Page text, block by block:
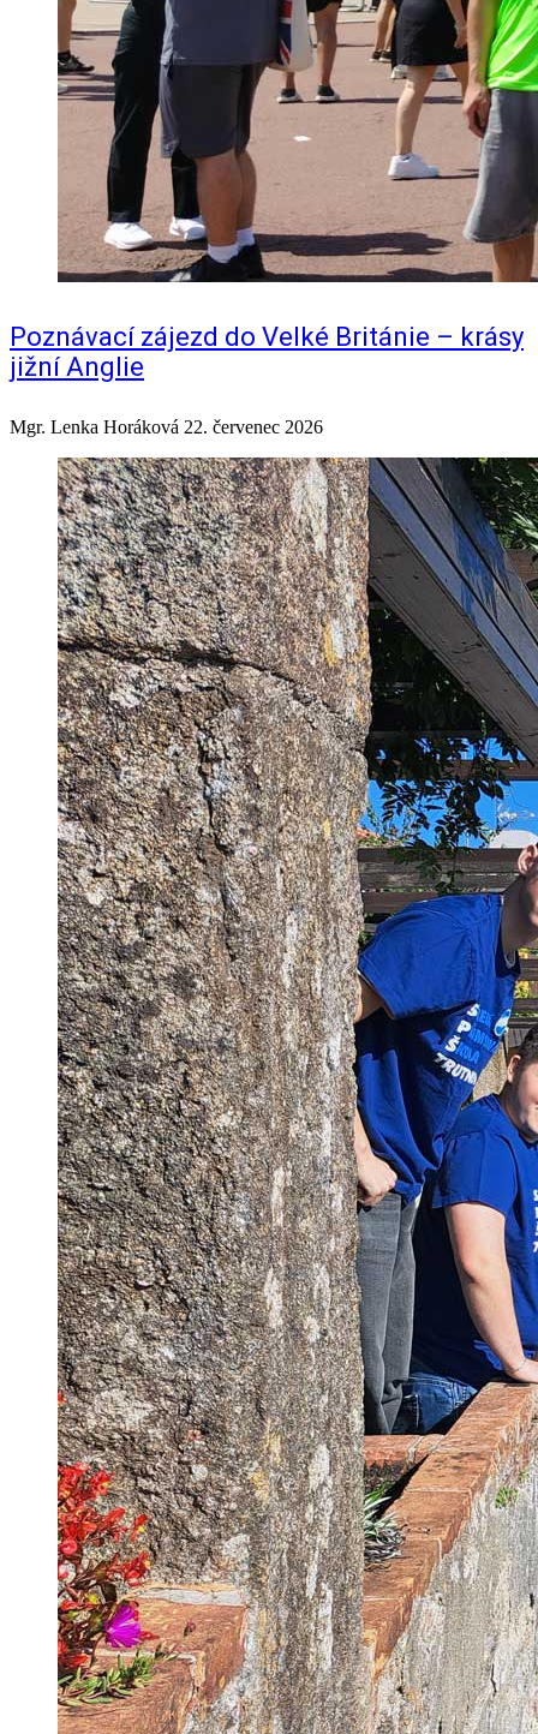
Poznávací zájezd do Velké Británie – krásy
jižní Anglie
Mgr. Lenka Horáková 22. červenec 2026